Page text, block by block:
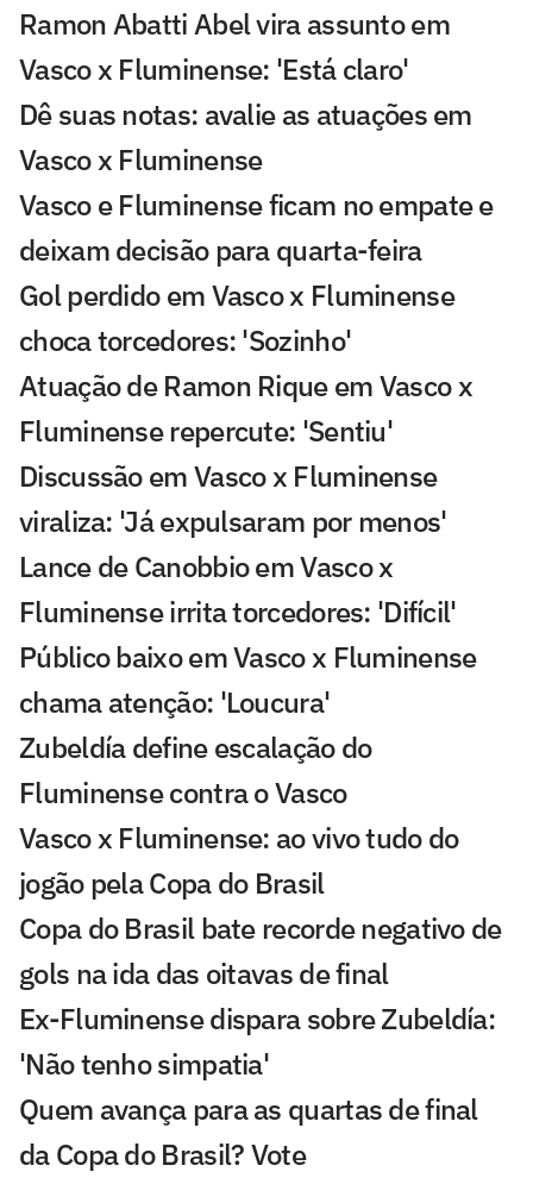
Ramon Abatti Abel vira assunto em
Vasco x Fluminense: 'Está claro'
Dê suas notas: avalie as atuações em
Vasco x Fluminense
Vasco e Fluminense ficam no empate e
deixam decisão para quarta-feira
Gol perdido em Vasco x Fluminense
choca torcedores: 'Sozinho'
Atuação de Ramon Rique em Vasco x
Fluminense repercute: 'Sentiu'
Discussão em Vasco x Fluminense
viraliza: 'Já expulsaram por menos'
Lance de Canobbio em Vasco x
Fluminense irrita torcedores: 'Difícil'
Público baixo em Vasco x Fluminense
chama atenção: 'Loucura'
Zubeldía define escalação do
Fluminense contra o Vasco
Vasco x Fluminense: ao vivo tudo do
jogão pela Copa do Brasil
Copa do Brasil bate recorde negativo de
gols na ida das oitavas de final
Ex-Fluminense dispara sobre Zubeldía:
'Não tenho simpatia'
Quem avança para as quartas de final
da Copa do Brasil? Vote